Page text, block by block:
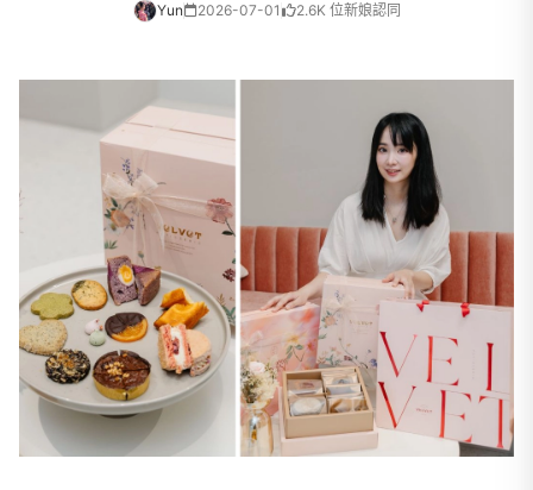
Yun 2026-07-01 2.6K 位新娘認同